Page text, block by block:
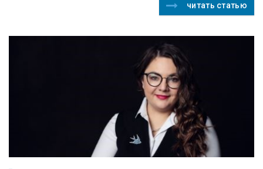
читать статью